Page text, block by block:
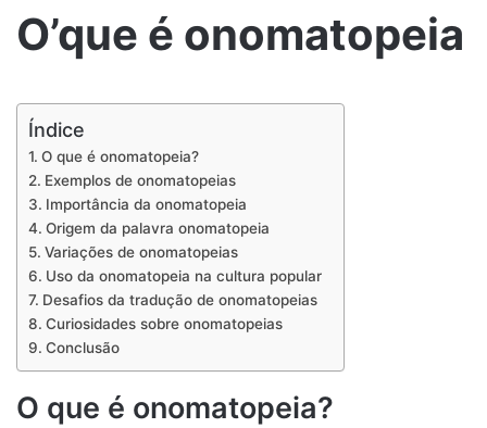
O’que é onomatopeia
Índice
O que é onomatopeia?
Exemplos de onomatopeias
Importância da onomatopeia
Origem da palavra onomatopeia
Variações de onomatopeias
Uso da onomatopeia na cultura popular
Desafios da tradução de onomatopeias
Curiosidades sobre onomatopeias
Conclusão
O que é onomatopeia?